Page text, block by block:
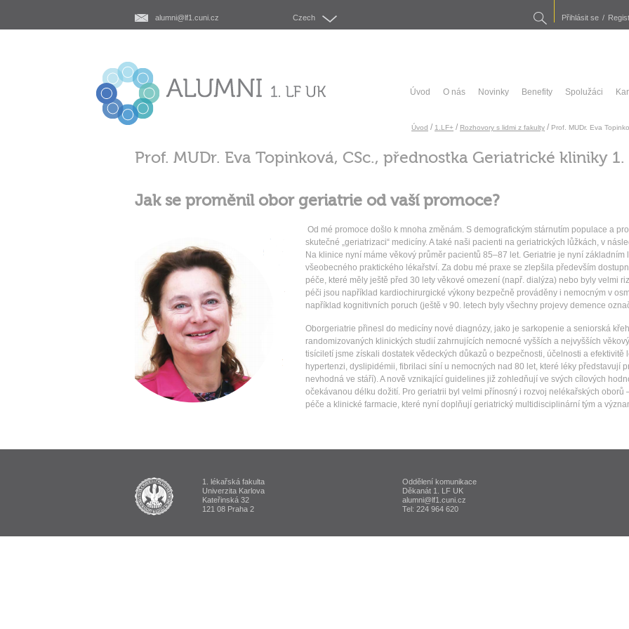
alumni@lf1.cuni.cz Czech Search
Přihlásit se /
Úvod O nás Novinky Benefity Spolužáci
Úvod / 1.LF+ / Rozhovory s lidmi z fakulty / Prof. MUDr. Eva
Prof. MUDr. Eva Topinková, CSc., přednostka Geriatrické kliniky 1.
Jak se proměnil obor geriatrie od vaší promoce?
Od mé promoce došlo k mnoha změnám. S demografickým stárnutím populace a
skutečné „geriatrizaci“ medicíny. A také naši pacienti na geriatrických lůžkách, v
Na klinice nyní máme věkový průměr pacientů 85–87 let. Geriatrie je nyní
všeobecného praktického lékařství. Za dobu mé praxe se zlepšila především
péče, které měly ještě před 30 lety věkové omezení (např. dialýza) nebo byly velmi
péči jsou například kardiochirurgické výkony bezpečně prováděny i nemocným v
například kognitivních poruch (ještě v 90. letech byly všechny projevy demence
Oborgeriatrie přinesl do medicíny nové diagnózy, jako je sarkopenie a seniorská
randomizovaných klinických studií zahrnujících nemocné vyšších a nejvyšších
tisíciletí jsme získali dostatek vědeckých důkazů o bezpečnosti, účelnosti a
hypertenzi, dyslipidémii, fibrilaci síní u nemocných nad 80 let, které léky představují
nevhodná ve stáří). A nově vznikající guidelines již zohledňují ve svých cílových
očekávanou délku dožití. Pro geriatrii byl velmi přínosný i rozvoj nelékařských oborů
péče a klinické farmacie, které nyní doplňují geriatrický multidisciplinární tým a
ALUMNI 1. lékařská fakulta Univerzita Karlova v Praze
1. lékařská fakulta
Univerzita Karlova
Kateřinská 32
121 08 Praha 2
Oddělení komunikace
Děkanát 1. LF UK
alumni@lf1.cuni.cz
Tel: 224 964 620